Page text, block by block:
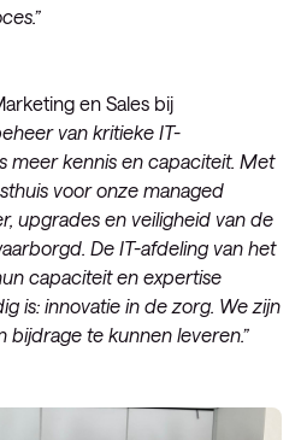
en Sales bij
van kritieke IT-
meer kennis en capaciteit. Met
voor onze managed
upgrades en veiligheid van de
De IT-afdeling van het
capaciteit en expertise
is: innovatie in de zorg. We zijn
te kunnen leveren.”